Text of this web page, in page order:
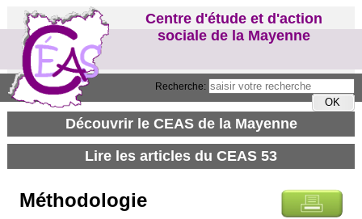
Recherche:
Centre d'étude et d'action
sociale de la Mayenne
Méthodologie